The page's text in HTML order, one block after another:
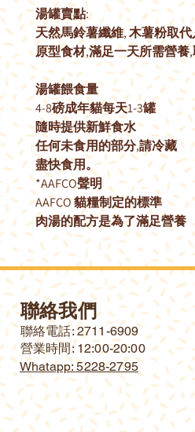
湯罐賣點:
天然馬鈴薯纖維,木薯粉取
原型食材,滿足一天所需營養,
湯罐餵食量
4-8磅成年貓每天1-3罐
隨時提供新鮮食水
任何未食用的部分,請冷藏
盡快食用。
*AAFCO聲明
AAFCO貓糧制定的標準
肉湯的配方是為了滿足營養
聯絡我們
​聯絡電話: 2711-6909
營業時間: 12:00-20:00
Whatapp: 5228-2795